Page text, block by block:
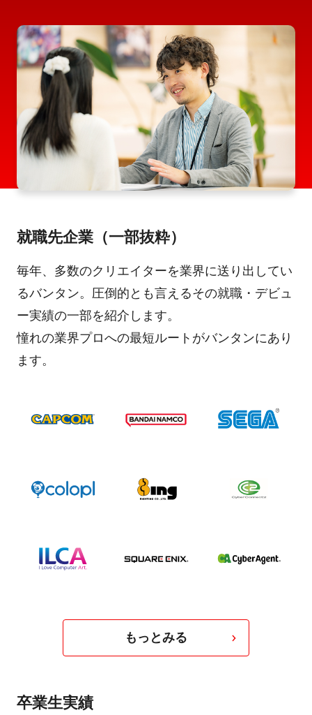
就職先企業（一部抜粋）
毎年、多数のクリエイターを業界に送り出してい
るバンタン。圧倒的とも言えるその就職・デビュ
ー実績の一部を紹介します。
憧れの業界プロへの最短ルートがバンタンにあり
ます。
もっとみる
卒業生実績